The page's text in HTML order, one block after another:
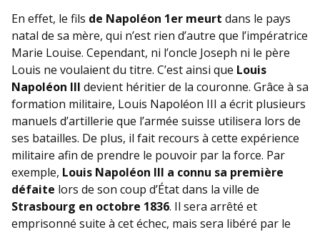
En effet, le fils de Napoléon 1er meurt dans le pays
natal de sa mère, qui n’est rien d’autre que l’impératrice
Marie Louise. Cependant, ni l’oncle Joseph ni le père
Louis ne voulaient du titre. C’est ainsi que Louis
Napoléon III devient héritier de la couronne. Grâce à sa
formation militaire, Louis Napoléon III a écrit plusieurs
manuels d’artillerie que l’armée suisse utilisera lors de
ses batailles. De plus, il fait recours à cette expérience
militaire afin de prendre le pouvoir par la force. Par
exemple, Louis Napoléon III a connu sa première
défaite lors de son coup d’État dans la ville de
Strasbourg en octobre 1836. Il sera arrêté et
emprisonné suite à cet échec, mais sera libéré par le